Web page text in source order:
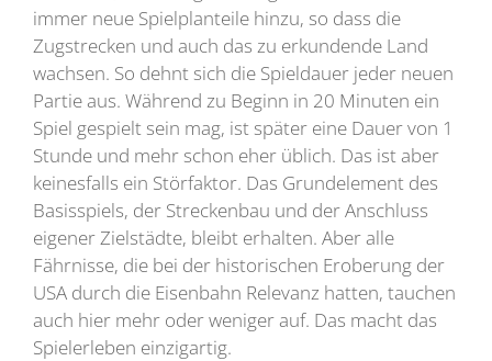
immer neue Spielplanteile hinzu, so dass die
Zugstrecken und auch das zu erkundende Land
wachsen. So dehnt sich die Spieldauer jeder neuen
Partie aus. Während zu Beginn in 20 Minuten ein
Spiel gespielt sein mag, ist später eine Dauer von 1
Stunde und mehr schon eher üblich. Das ist aber
keinesfalls ein Störfaktor. Das Grundelement des
Basisspiels, der Streckenbau und der Anschluss
eigener Zielstädte, bleibt erhalten. Aber alle
Fährnisse, die bei der historischen Eroberung der
USA durch die Eisenbahn Relevanz hatten, tauchen
auch hier mehr oder weniger auf. Das macht das
Spielerleben einzigartig.